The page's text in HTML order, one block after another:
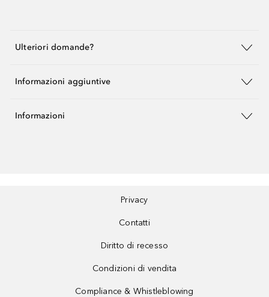
Ulteriori domande?
Informazioni aggiuntive
Informazioni
Privacy
Contatti
Diritto di recesso
Condizioni di vendita
Compliance & Whistleblowing